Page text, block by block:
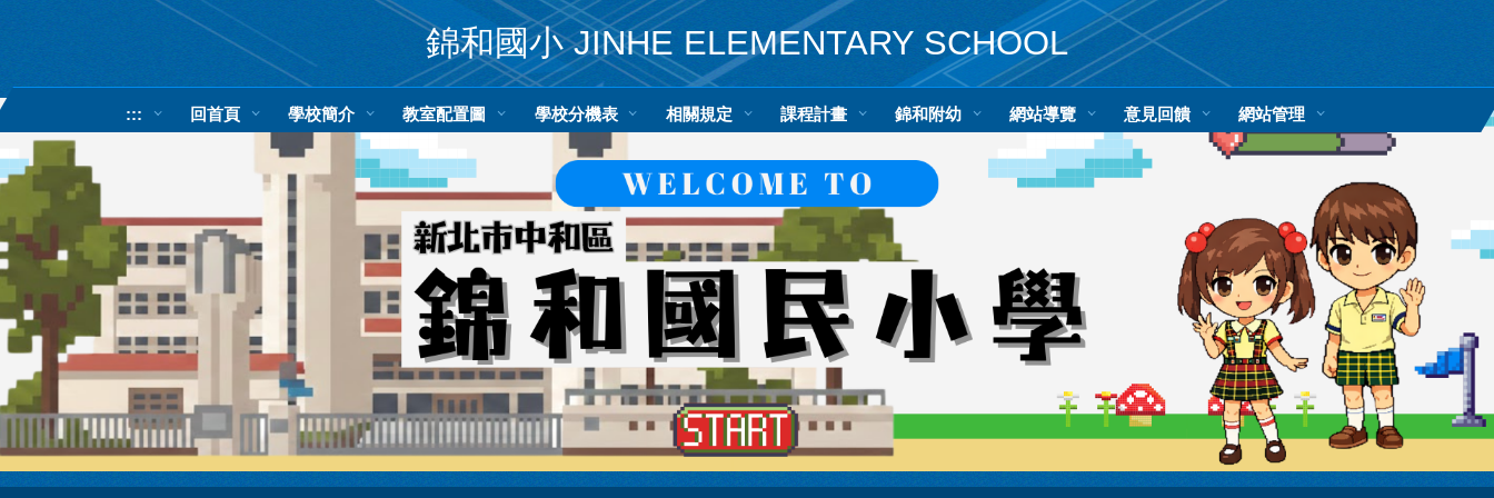
要
容
區
錦和國小 JINHE ELEMENTARY SCHOOL
::: 回首頁 學校簡介 教室配置圖 學校分機表 相關規定 課程計畫 錦和附幼 網站導覽 意見回饋 網站管理